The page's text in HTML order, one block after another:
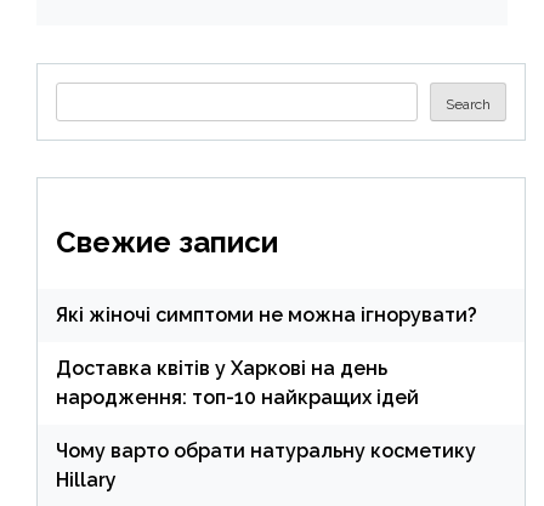
Search
Свежие записи
Які жіночі симптоми не можна ігнорувати?
Доставка квітів у Харкові на день
народження: топ-10 найкращих ідей
Чому варто обрати натуральну косметику
Hillary